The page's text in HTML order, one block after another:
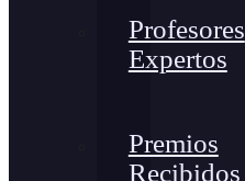
Profesores
Expertos
Premios
Recibidos